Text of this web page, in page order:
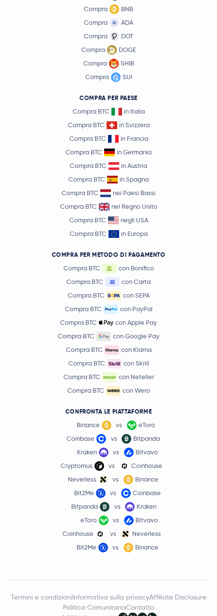
Compra
BNB
Compra
ADA
Compra
DOT
Compra
DOGE
Compra
SHIB
Compra
SUI
COMPRA PER PAESE
Compra BTC
in Italia
Compra BTC
in Svizzera
Compra BTC
in Francia
Compra BTC
in Germania
Compra BTC
in Austria
Compra BTC
in Spagna
Compra BTC
nei Paesi Bassi
Compra BTC
nel Regno Unito
Compra BTC
negli USA
Compra BTC
in Europa
COMPRA PER METODO DI PAGAMENTO
Compra BTC
con Bonifico
Compra BTC
con Carta
Compra BTC
con SEPA
Compra BTC
con PayPal
Compra BTC
con Apple Pay
Compra BTC
con Google Pay
Compra BTC
con Klarna
Compra BTC
con Skrill
Compra BTC
con Neteller
Compra BTC
con Wero
CONFRONTA LE PIATTAFORME
Binance vs
eToro
Coinbase
vs
Bitpanda
Kraken
vs
Bitvavo
Cryptomus
vs
Coinhouse
Neverless
vs
Binance
Bit2Me
vs
Coinbase
Bitpanda
vs
Kraken
eToro
vs
Bitvavo
Coinhouse
vs
Neverless
Bit2Me
vs Binance
Termini e condizioniInformativa sulla privacyAffiliate Disclosure
Politica ComunitariaContatto